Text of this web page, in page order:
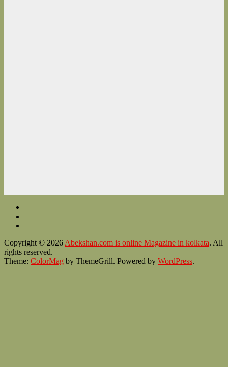
Copyright © 2026 Abekshan.com is online Magazine in kolkata. All
rights reserved.
Theme: ColorMag by ThemeGrill. Powered by WordPress.